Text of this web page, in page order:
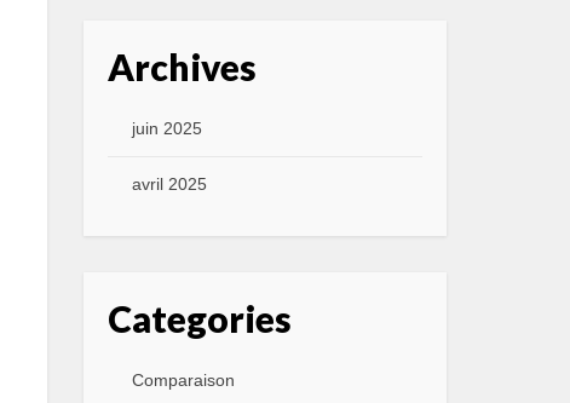
Archives
juin 2025
avril 2025
Categories
Comparaison